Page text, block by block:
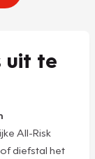
uit te
All-Risk
diefstal het